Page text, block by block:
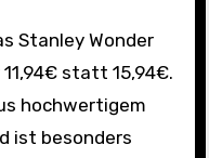
statt 15,94€.
hochwertigem
ist besonders